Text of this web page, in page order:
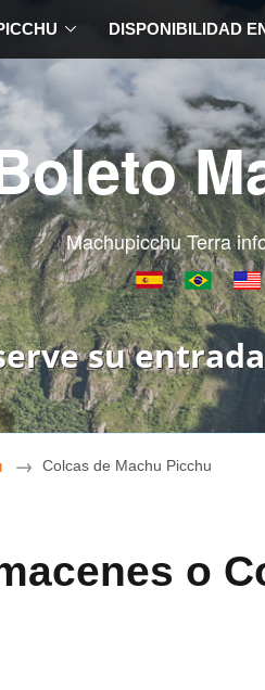
DISPONIBILIDAD
Machupicchu Terra
su
Colcas de Machu Picchu
o